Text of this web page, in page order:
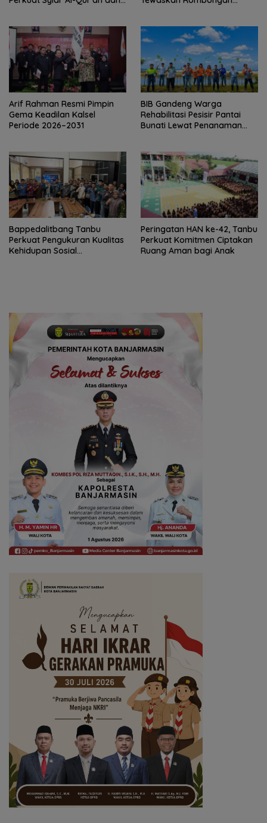
Arif Rahman Resmi Pimpin
Gema Keadilan Kalsel
Periode 2026–2031
BIB Gandeng Warga
Rehabilitasi Pesisir Pantai
Bunati Lewat Penanaman
Bappedalitbang Tanbu
Perkuat Pengukuran Kualitas
Kehidupan Sosial
Peringatan HAN ke-42, Tanbu
Perkuat Komitmen Ciptakan
Ruang Aman bagi Anak